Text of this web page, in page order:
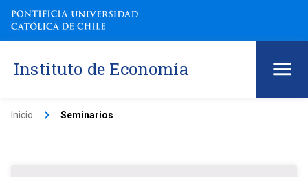
Instituto de Economía
Inicio keyboard_arrow_right Seminarios